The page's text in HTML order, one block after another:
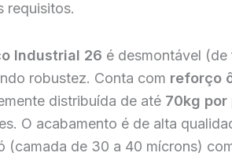
requisitos.
Industrial 26 é desmontável
robustez. Conta com reforço
distribuída de até 70kg por
O acabamento é de alta
de 30 a 40 mícrons)